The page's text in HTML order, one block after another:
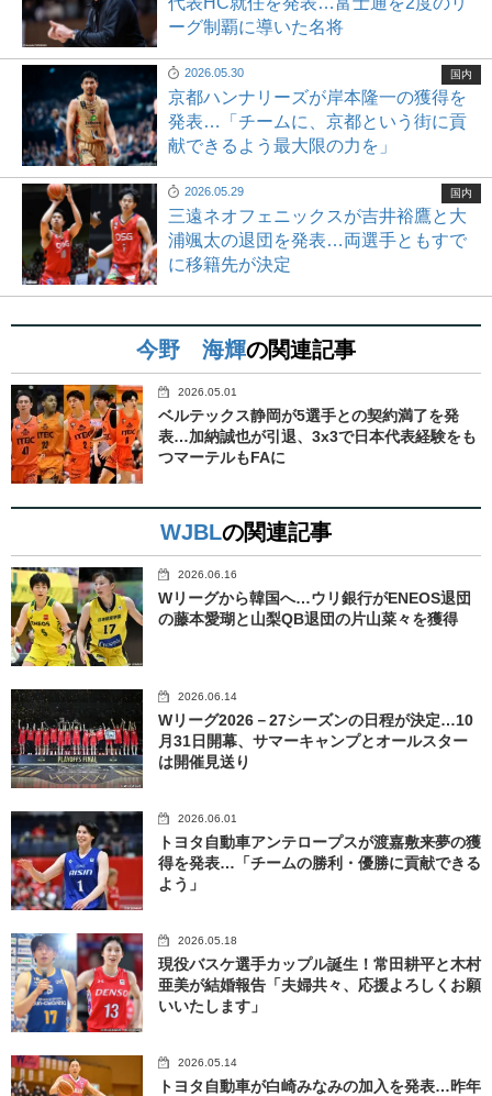
ーグ制覇に導いた名将
2026.05.30
京都ハンナリーズが岸本隆一の獲得を
発表…「チームに、京都という街に貢
献できるよう最大限の力を」
国内
2026.05.29
三遠ネオフェニックスが吉井裕鷹と大
浦颯太の退団を発表…両選手ともすで
に移籍先が決定
国内
今野 海輝の関連記事
2026.05.01
ベルテックス静岡が5選手との契約満了を発
表…加納誠也が引退、3x3で日本代表経験をも
つマーテルもFAに
WJBLの関連記事
2026.06.16
Wリーグから韓国へ…ウリ銀行がENEOS退団
の藤本愛瑚と山梨QB退団の片山菜々を獲得
2026.06.14
Wリーグ2026－27シーズンの日程が決定…10
月31日開幕、サマーキャンプとオールスター
は開催見送り
2026.06.01
トヨタ自動車アンテロープスが渡嘉敷来夢の獲
得を発表…「チームの勝利・優勝に貢献できる
よう」
2026.05.18
現役バスケ選手カップル誕生！常田耕平と木村
亜美が結婚報告「夫婦共々、応援よろしくお願
いいたします」
2026.05.14
トヨタ自動車が白崎みなみの加入を発表…昨年